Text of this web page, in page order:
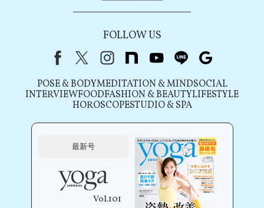
FOLLOW US
FacebookX（旧Twitter）
instagram
note youtubeline
POSE & BODYMEDITATION & MINDSOCIAL
INTERVIEWFOODFASHION & BEAUTYLIFESTYLE
HOROSCOPESTUDIO & SPA
最新号
Vol.101